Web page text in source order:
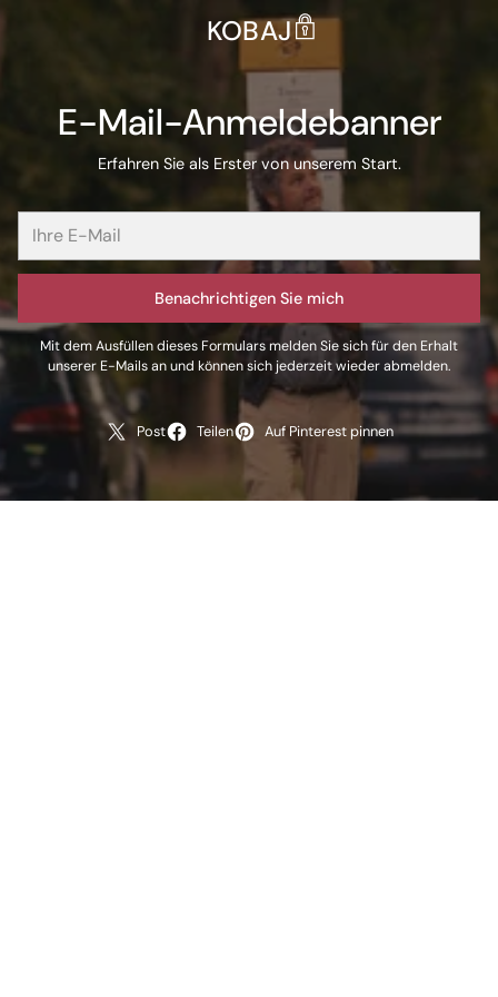
KOBAJ
E-Mail-Anmeldebanner
Erfahren Sie als Erster von unserem Start.
Benachrichtigen Sie mich
Mit dem Ausfüllen dieses Formulars melden Sie sich für den Erhalt
unserer E-Mails an und können sich jederzeit wieder abmelden.
Post Teilen Auf Pinterest pinnen